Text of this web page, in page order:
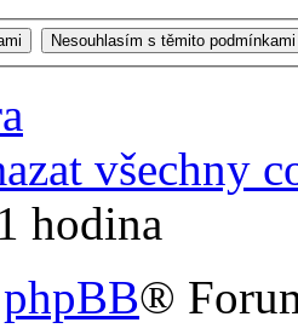
všechny
hodina
phpBB®